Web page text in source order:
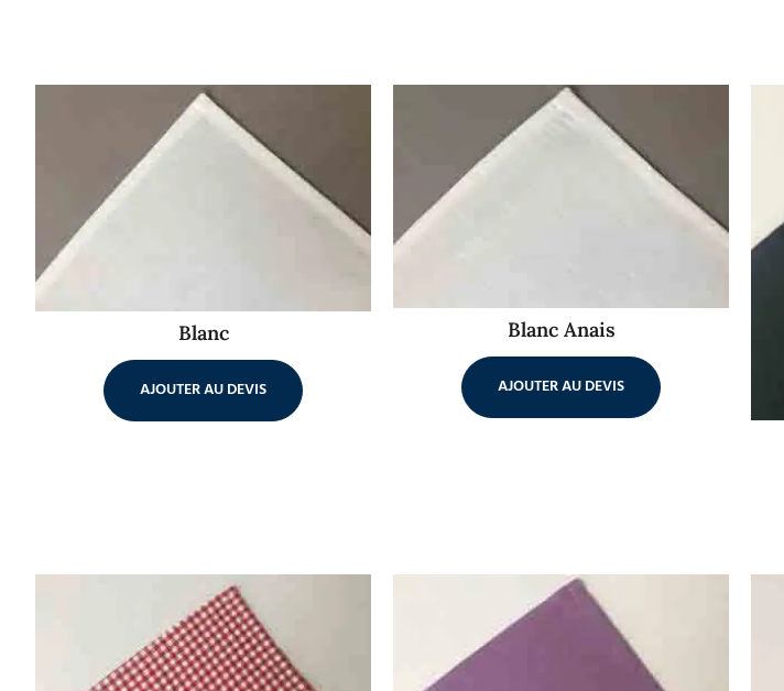
Blanc
AJOUTER AU DEVIS
Blanc Anais
AJOUTER AU DEVIS